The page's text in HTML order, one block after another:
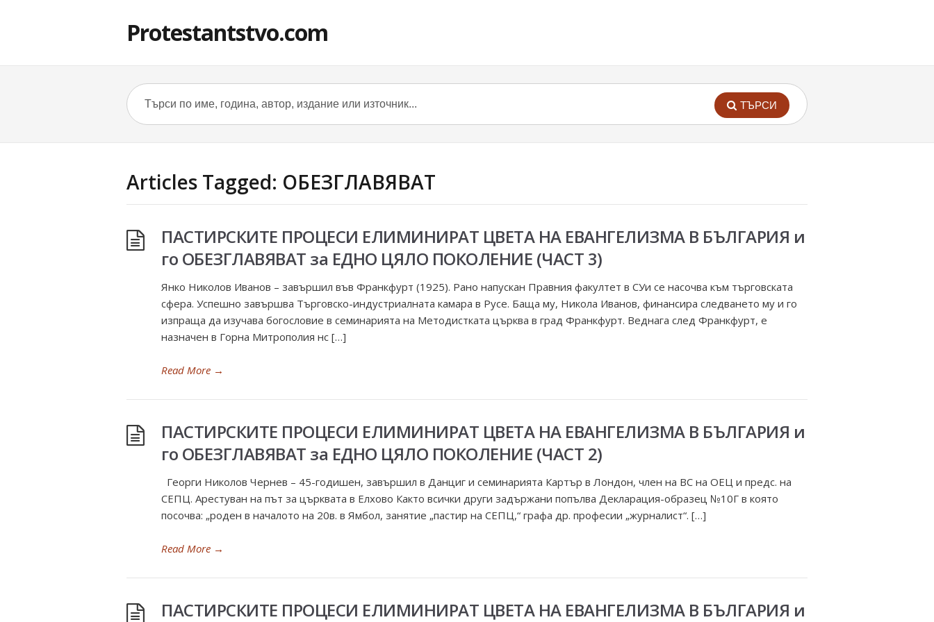
Protestantstvo.com
ТЪРСИ
Articles Tagged: ОБЕЗГЛАВЯВАТ
ПАСТИРСКИТЕ ПРОЦЕСИ ЕЛИМИНИРАТ ЦВЕТА НА ЕВАНГЕЛИЗМА В БЪЛГАРИЯ и
го ОБЕЗГЛАВЯВАТ за ЕДНО ЦЯЛО ПОКОЛЕНИЕ (ЧАСТ 3)
Янко Николов Иванов – завършил във Франкфурт (1925). Рано напускан Правния факултет в СУи се насочва към търговската
сфера. Успешно завършва Търговско-индустриалната камара в Русе. Баща му, Никола Иванов, финансира следването му и го
изпраща да изучава богословие в семинарията на Методистката църква в град Франкфурт. Веднага след Франкфурт, е
назначен в Горна Митрополия нс […]
Read More →
ПАСТИРСКИТЕ ПРОЦЕСИ ЕЛИМИНИРАТ ЦВЕТА НА ЕВАНГЕЛИЗМА В БЪЛГАРИЯ и
го ОБЕЗГЛАВЯВАТ за ЕДНО ЦЯЛО ПОКОЛЕНИЕ (ЧАСТ 2)
Георги Николов Чернев – 45-годишен, завършил в Данциг и семинарията Картър в Лондон, член на ВС на ОЕЦ и предс. на
СЕПЦ. Арестуван на път за църквата в Елхово Както всички други задържани попълва Декларация-образец №10Г в която
посочва: „роден в началото на 20в. в Ямбол, занятие „пастир на СЕПЦ,“ графа др. професии „журналист“. […]
Read More →
ПАСТИРСКИТЕ ПРОЦЕСИ ЕЛИМИНИРАТ ЦВЕТА НА ЕВАНГЕЛИЗМА В БЪЛГАРИЯ и